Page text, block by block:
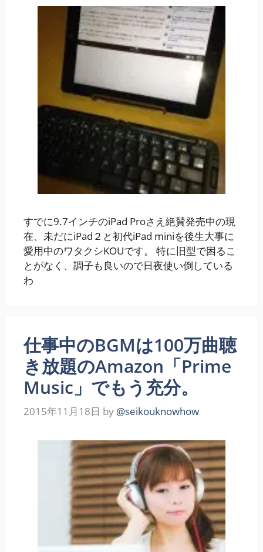
すでに9.7インチのiPad Proさえ絶賛発売中の現
在、未だにiPad２と初代iPad miniを後生大事に
愛用中のワタクシKOUです。 特に旧型で困るこ
とがなく、調子も良いので日夜使い倒している
わ
仕事中のBGMは100万曲聴
き放題のAmazon「Prime
Music」でもう充分。
2015年11月18日 by @seikouknowhow